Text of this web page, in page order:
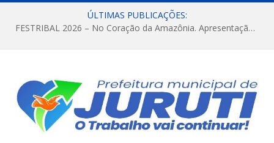
ÚLTIMAS PUBLICAÇÕES:
FESTRIBAL 2026 – No Coração da Amazônia. Apresentação da Munduruku.